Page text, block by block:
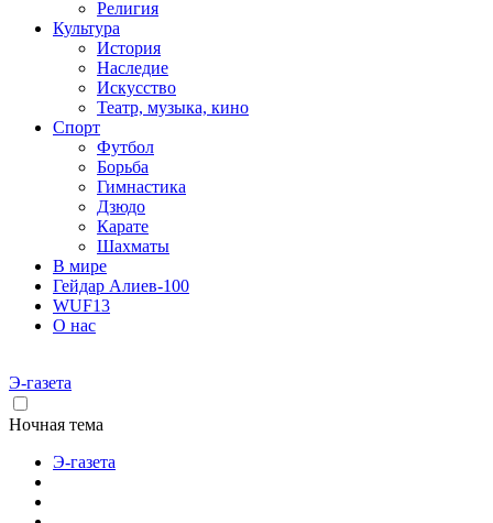
Религия
Культура
История
Наследие
Искусство
Театр, музыка, кино
Спорт
Футбол
Борьба
Гимнастика
Дзюдо
Карате
Шахматы
В мире
Гейдар Алиев-100
WUF13
О нас
Э-газета
Ночная тема
Э-газета